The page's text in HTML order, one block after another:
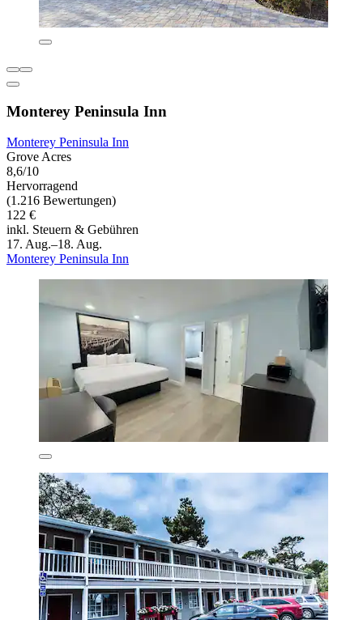
Monterey Peninsula Inn
Monterey Peninsula Inn
Grove Acres
8,6/10
Hervorragend
(1.216 Bewertungen)
122 €
inkl. Steuern & Gebühren
17. Aug.–18. Aug.
Monterey Peninsula Inn